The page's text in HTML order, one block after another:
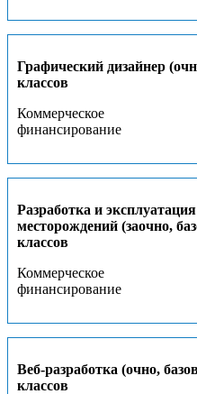
Графический дизайнер
классов
Коммерческое
финансирование
Разработка и
месторождений (заочно,
классов
Коммерческое
финансирование
Веб-разработка (очно,
классов